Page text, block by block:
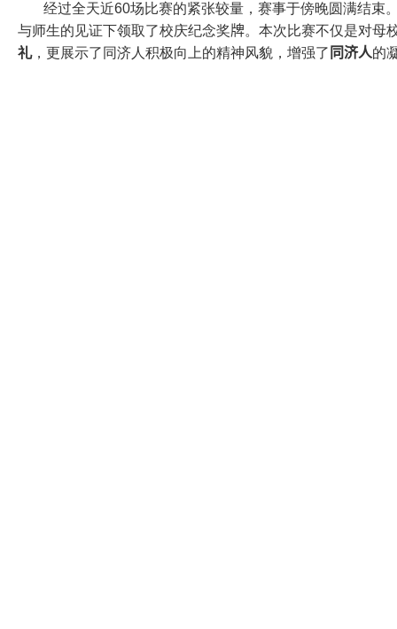
经过全天近60场比赛的紧张较量，赛事于傍晚圆满结束
与师生的见证下领取了校庆纪念奖牌。本次比赛不仅是对母
礼，更展示了同济人积极向上的精神风貌，增强了 同济人的